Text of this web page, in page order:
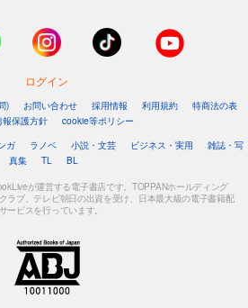
ログイン
) お問い合わせ 採用情報 利用規約
特商法の表
報保護方針
cookie等ポリシー
ガ ラノベ 小説・文芸 ビジネス・実用
雑誌・写
真集
TL BL
が運営する電子書店です。TOPPANホールディング
ラブ、テレビ朝日の出資を受け、日本最大級の電子書籍配
ービスを行っています。